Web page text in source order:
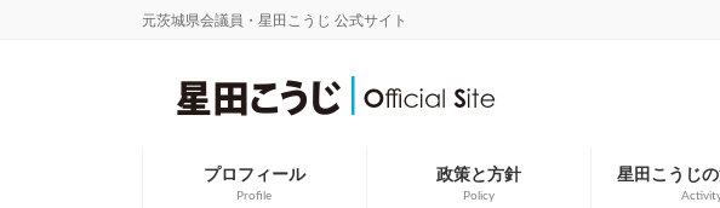
元茨城県会議員・星田こうじ 公式サイト
プロフィール
Profile
政策と方針
Policy
星田こうじ